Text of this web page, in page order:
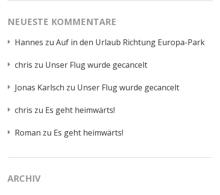
NEUESTE KOMMENTARE
Hannes zu Auf in den Urlaub Richtung Europa-Park
chris zu Unser Flug wurde gecancelt
Jonas Karlsch zu Unser Flug wurde gecancelt
chris zu Es geht heimwärts!
Roman zu Es geht heimwärts!
ARCHIV